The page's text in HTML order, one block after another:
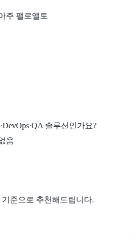
주 팰로앨토
솔루션인가요?
음
준으로 추천해드립니다.